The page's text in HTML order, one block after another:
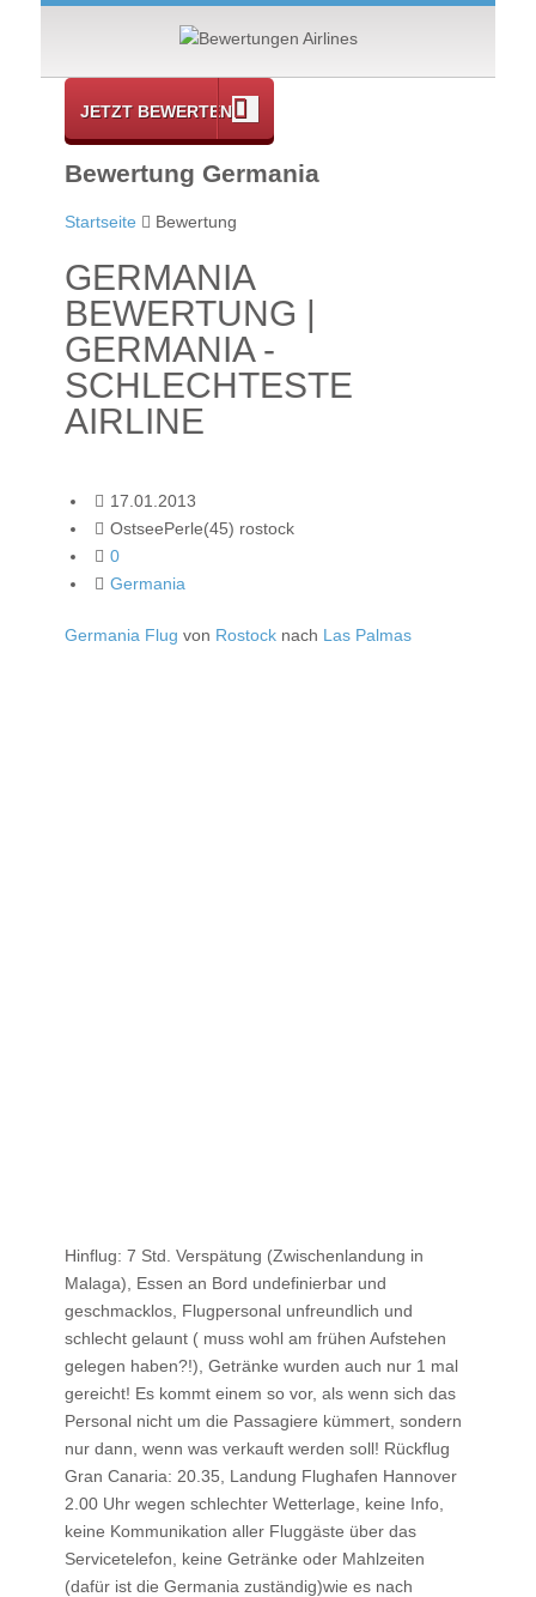
JETZT BEWERTEN
Bewertung Germania
Startseite Bewertung
GERMANIA
BEWERTUNG |
GERMANIA -
SCHLECHTESTE
AIRLINE
17.01.2013
OstseePerle(45) rostock
0
Germania
Germania Flug von Rostock nach Las Palmas
Hinflug: 7 Std. Verspätung (Zwischenlandung in
Malaga), Essen an Bord undefinierbar und
geschmacklos, Flugpersonal unfreundlich und
schlecht gelaunt ( muss wohl am frühen Aufstehen
gelegen haben?!), Getränke wurden auch nur 1 mal
gereicht! Es kommt einem so vor, als wenn sich das
Personal nicht um die Passagiere kümmert, sondern
nur dann, wenn was verkauft werden soll! Rückflug
Gran Canaria: 20.35, Landung Flughafen Hannover
2.00 Uhr wegen schlechter Wetterlage, keine Info,
keine Kommunikation aller Fluggäste über das
Servicetelefon, keine Getränke oder Mahlzeiten
(dafür ist die Germania zuständig)wie es nach